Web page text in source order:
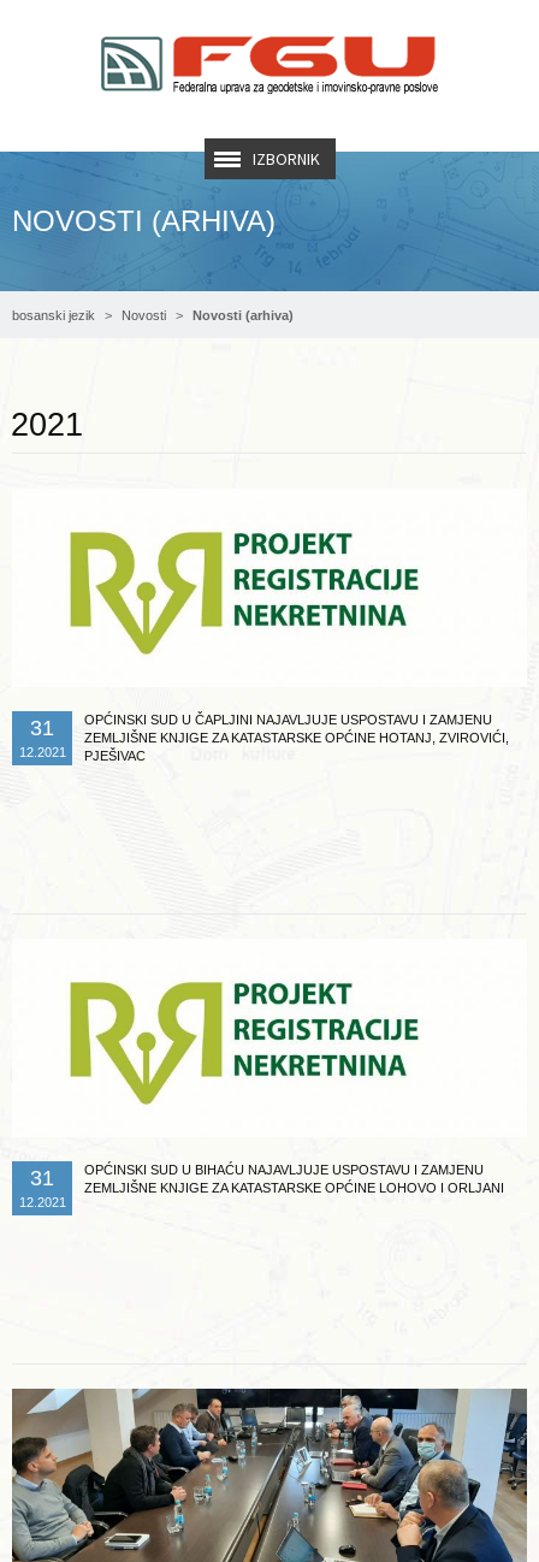
IZBORNIK
NOVOSTI (ARHIVA)
bosanski jezik Novosti Novosti (arhiva)
2021
31
12.2021
OPĆINSKI SUD U ČAPLJINI NAJAVLJUJE USPOSTAVU I ZAMJENU
ZEMLJIŠNE KNJIGE ZA KATASTARSKE OPĆINE HOTANJ, ZVIROVIĆI,
PJEŠIVAC
31
12.2021
OPĆINSKI SUD U BIHAĆU NAJAVLJUJE USPOSTAVU I ZAMJENU
ZEMLJIŠNE KNJIGE ZA KATASTARSKE OPĆINE LOHOVO I ORLJANI